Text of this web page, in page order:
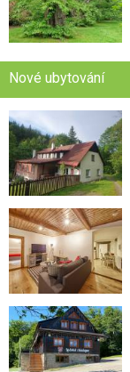
Nové ubytování